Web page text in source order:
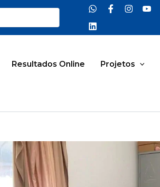
Resultados Online Projetos